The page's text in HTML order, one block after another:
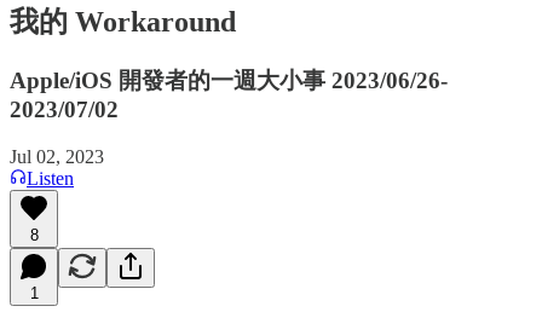
我的 Workaround
Apple/iOS 開發者的一週大小事 2023/06/26-
2023/07/02
Jul 02, 2023
Listen
8
1